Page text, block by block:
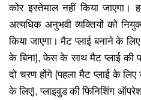
कोर इस्तेमाल नहीं किया
अत्यधिक अनुभवी व्यक्तियों को
किया जाएगा। मैट प्लाई बनाने के
के बिना), फेस के साथ मैट प्लाई की
दो चरण होंगे (पहला मैट प्लाई के
के लिए), प्लाइवुड की फिनिशिंग